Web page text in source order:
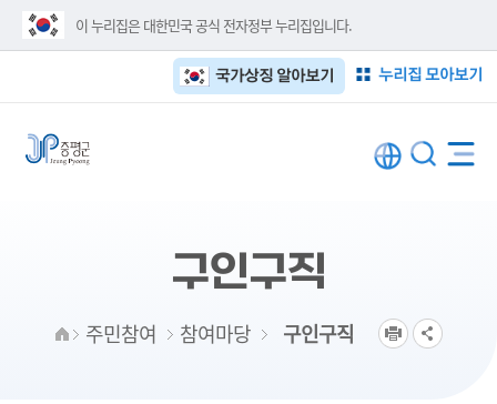
이 누리집은 대한민국 공식 전자정부 누리집입니다.
누리집 모아보기
국가상징 알아보기
구인구직
주민참여 참여마당 구인구직